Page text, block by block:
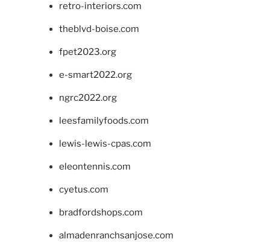
retro-interiors.com
theblvd-boise.com
fpet2023.org
e-smart2022.org
ngrc2022.org
leesfamilyfoods.com
lewis-lewis-cpas.com
eleontennis.com
cyetus.com
bradfordshops.com
almadenranchsanjose.com